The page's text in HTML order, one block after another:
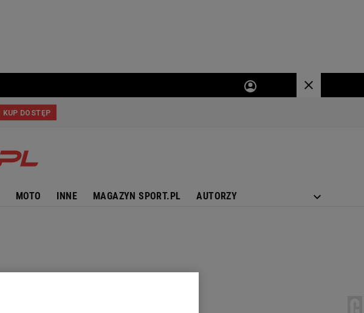
MOTO INNE MAGAZYN SPORT.PL AUTORZY